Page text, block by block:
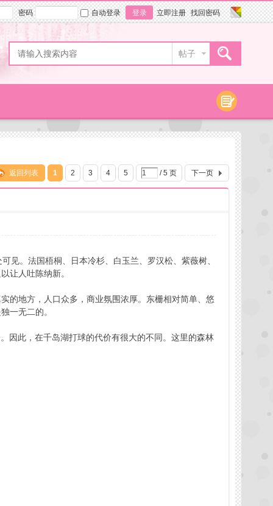
密码 自动登录 登录 立即注册 找回密码
帖子
1 2 3 4 5 / 5 页 下一页
返回列表
见。法国梧桐、日本冷杉、白玉兰、罗汉松、紫薇树、
让人吐陈纳新。
的地方，人口众多，商业氛围浓厚。东栅相对简单、悠
一无二的。
因此，在千岛湖打球的代价有很大的不同。这里的森林